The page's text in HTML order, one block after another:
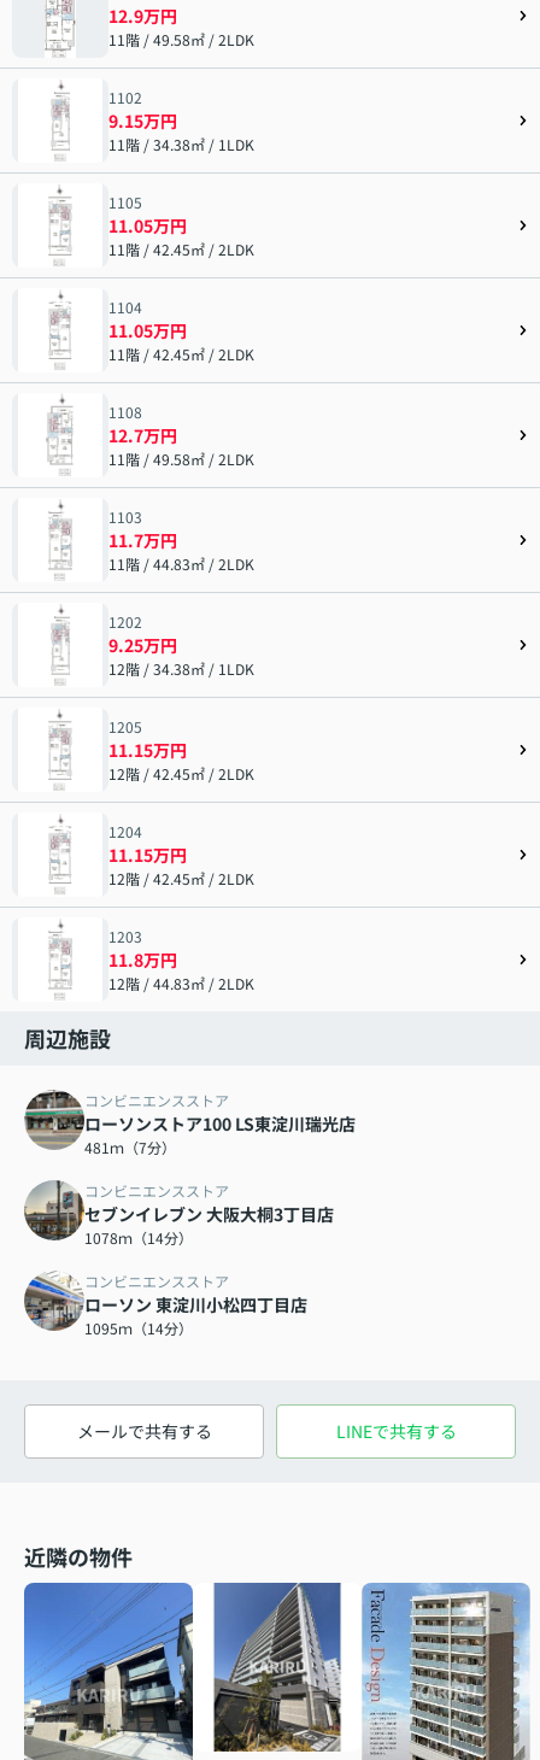
12.9万円
11階 / 49.58㎡ / 2LDK
1102
9.15万円
11階 / 34.38㎡ / 1LDK
1105
11.05万円
11階 / 42.45㎡ / 2LDK
1104
11.05万円
11階 / 42.45㎡ / 2LDK
1108
12.7万円
11階 / 49.58㎡ / 2LDK
1103
11.7万円
11階 / 44.83㎡ / 2LDK
1202
9.25万円
12階 / 34.38㎡ / 1LDK
1205
11.15万円
12階 / 42.45㎡ / 2LDK
1204
11.15万円
12階 / 42.45㎡ / 2LDK
1203
11.8万円
12階 / 44.83㎡ / 2LDK
周辺施設
コンビニエンスストア
ローソンストア100 LS東淀川瑞光店
481ｍ（7分）
コンビニエンスストア
セブンイレブン 大阪大桐3丁目店
1078ｍ（14分）
コンビニエンスストア
ローソン 東淀川小松四丁目店
1095ｍ（14分）
メールで共有する LINEで共有する
近隣の物件